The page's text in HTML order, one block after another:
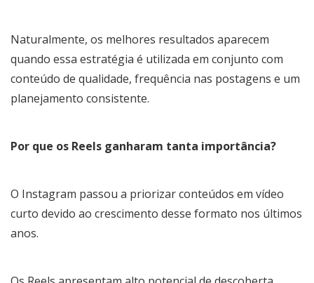
Naturalmente, os melhores resultados aparecem
quando essa estratégia é utilizada em conjunto com
conteúdo de qualidade, frequência nas postagens e um
planejamento consistente.
Por que os Reels ganharam tanta importância?
O Instagram passou a priorizar conteúdos em vídeo
curto devido ao crescimento desse formato nos últimos
anos.